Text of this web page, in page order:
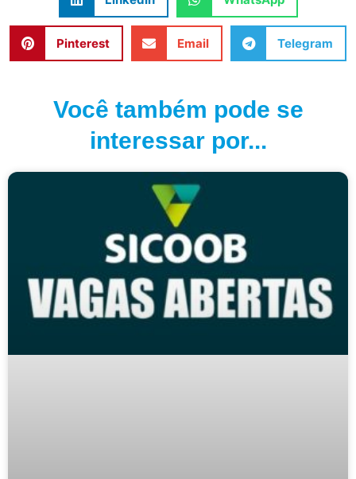
Pinterest Email Telegram
Você também pode se
interessar por...